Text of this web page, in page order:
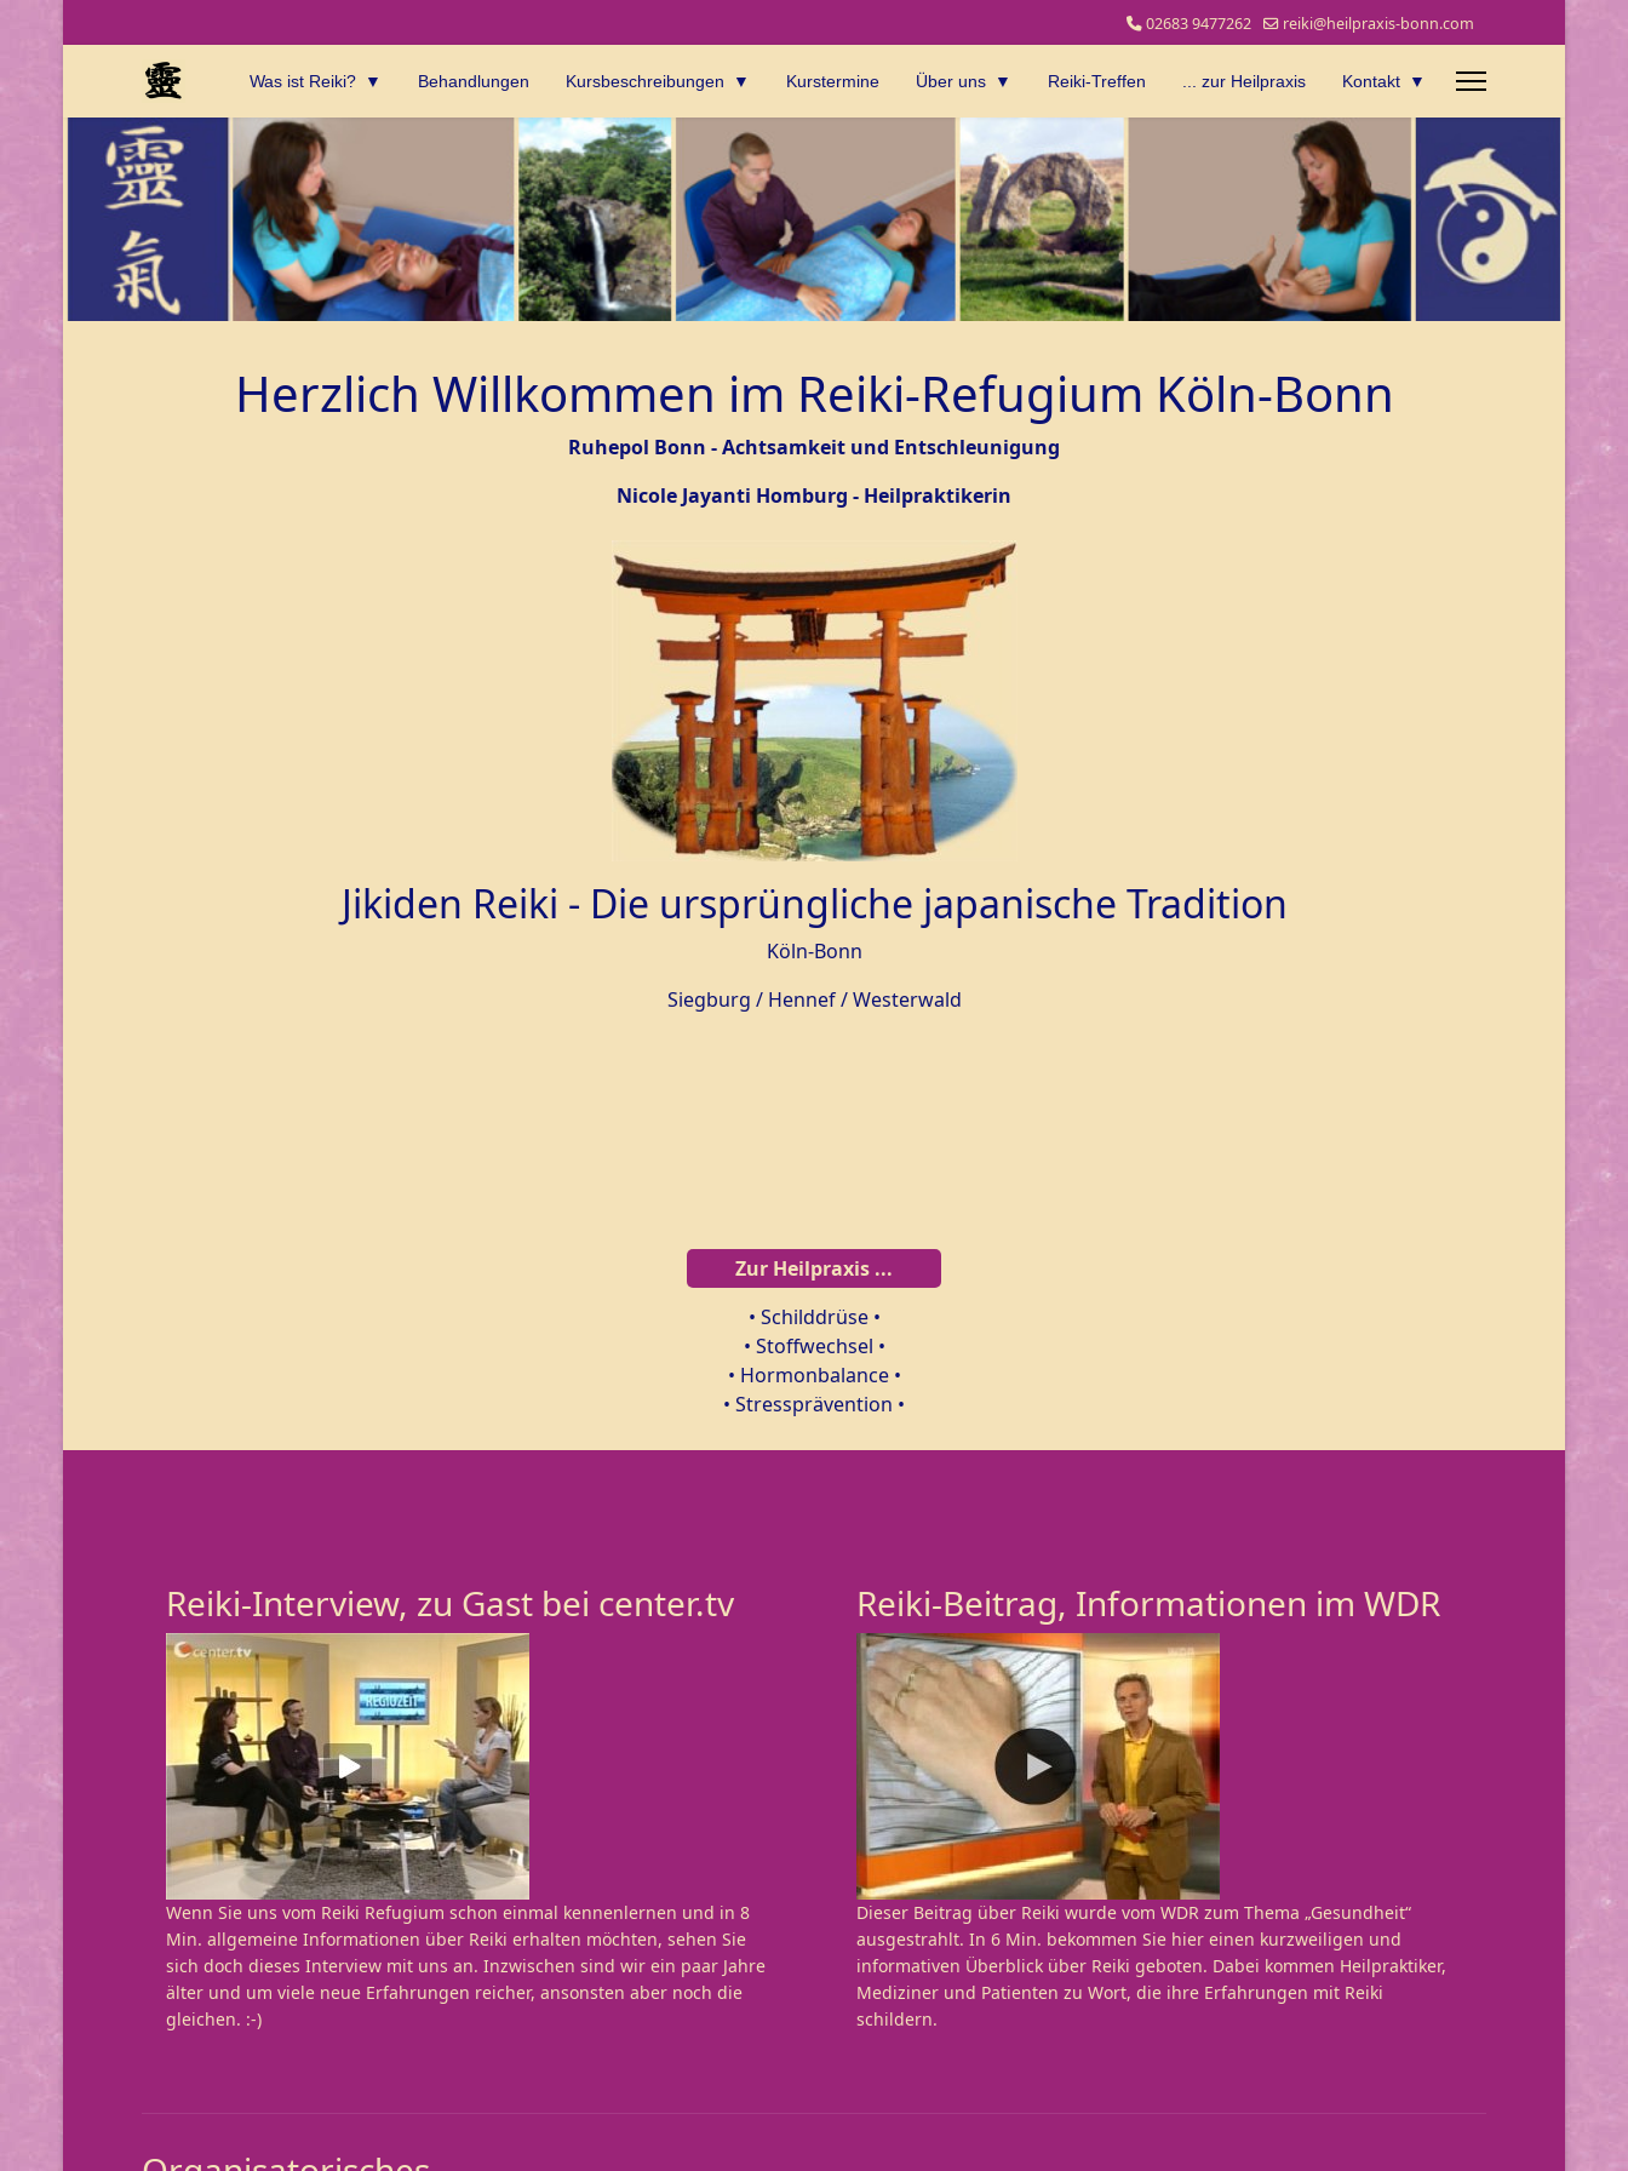
02683 9477262 reiki@heilpraxis-bonn.com
Was ist Reiki? Behandlungen Kursbeschreibungen Kurstermine Über uns Reiki-Treffen ... zur Heilpraxis Kontakt
Herzlich Willkommen im Reiki-Refugium Köln-Bonn
Ruhepol Bonn - Achtsamkeit und Entschleunigung
Nicole Jayanti Homburg - Heilpraktikerin
Jikiden Reiki - Die ursprüngliche japanische Tradition
Köln-Bonn
Siegburg / Hennef / Westerwald
Zur Heilpraxis ...
• Schilddrüse •
• Stoffwechsel •
• Hormonbalance •
• Stressprävention •
Reiki-Interview, zu Gast bei center.tv
Wenn Sie uns vom Reiki Refugium schon einmal kennenlernen und in 8
Min. allgemeine Informationen über Reiki erhalten möchten, sehen Sie
sich doch dieses Interview mit uns an. Inzwischen sind wir ein paar Jahre
älter und um viele neue Erfahrungen reicher, ansonsten aber noch die
gleichen. :-)
Reiki-Beitrag, Informationen im WDR
Dieser Beitrag über Reiki wurde vom WDR zum Thema „Gesundheit“
ausgestrahlt. In 6 Min. bekommen Sie hier einen kurzweiligen und
informativen Überblick über Reiki geboten. Dabei kommen Heilpraktiker,
Mediziner und Patienten zu Wort, die ihre Erfahrungen mit Reiki
schildern.